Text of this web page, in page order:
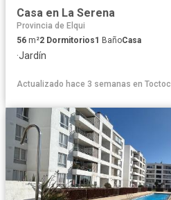
Casa en La Serena
Provincia de Elqui
56 m²2 Dormitorios1 BañoCasa
·Jardín
Actualizado hace 3 semanas en Toctoc